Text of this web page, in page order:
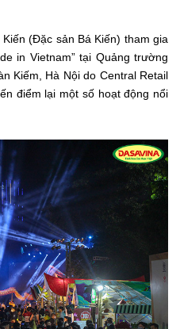
(Đặc sản Bá Kiến) tham gia
in Vietnam” tại Quảng trường
Kiếm, Hà Nội do Central Retail
điểm lại một số hoạt động nổi